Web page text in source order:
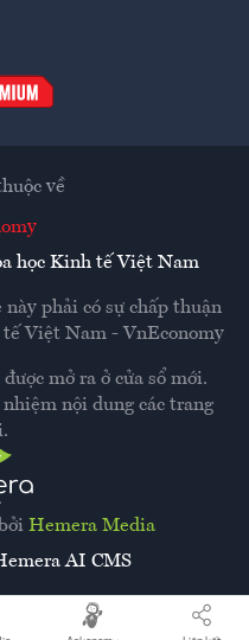
Hemera Media
AI CMS
về
học Kinh tế Việt Nam
phải có sự chấp thuận
Việt Nam - VnEconomy
mở ra ở cửa sổ mới.
nội dung các trang